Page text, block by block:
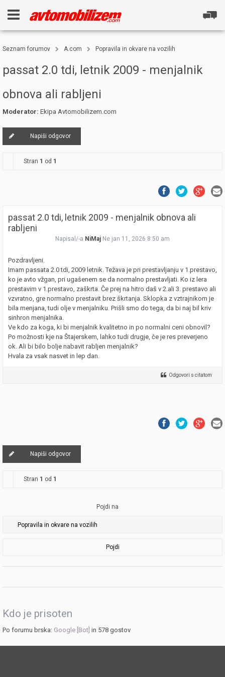
Seznam forumov A.com Popravila in okvare na vozilih
passat 2.0 tdi, letnik 2009 - menjalnik
obnova ali rabljeni
Moderator: Ekipa Avtomobilizem.com
Napiši odgovor
Stran 1 od 1
passat 2.0 tdi, letnik 2009 - menjalnik obnova ali
rabljeni
Napisal/-a NiMaj Ne jan 11, 2026 8:50 am
Pozdravljeni.
Imam passata 2.0 tdi, 2009 letnik. Težava je pri prestavljanju v 1.prestavo,
ko je avto vžgan, pri ugašenem se da normalno prestavljati. Ko iz lera
prestavim v 1.prestavo, zaškrta. Če prej na hitro daš v 2.ali 3. prestavo ali
vzvratno, gre normalno prestavit brez škrtanja. Sklopka z vztrajnikom je
bila menjana, tudi olje v menjalniku. Prišli smo do tega, da bi naj bil kriv
sinhron menjalnika.
Ve kdo za koga, ki bi menjalnik kvalitetno in po normalni ceni obnovil?
Po možnosti kje na Štajerskem, lahko tudi drugje, če je res preverjeno
ok. Ali bi bilo bolje nabavit rabljen menjalnik?
Hvala za vsak nasvet in lep dan.
Odgovori s citatom
Napiši odgovor
Stran 1 od 1
Pojdi na
Pojdi
Kdo je prisoten
Po forumu brska: Google [Bot] in 578 gostov